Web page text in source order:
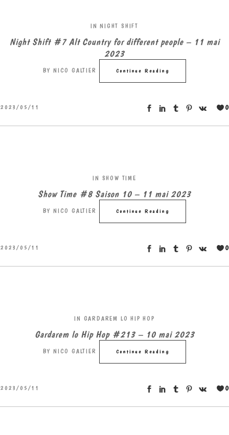
IN NIGHT SHIFT
Night Shift #7 Alt Country for different people – 11 mai
2023
BY NICO GALTIER Continue Reading
2023/05/11 0
IN SHOW TIME
Show Time #8 Saison 10 – 11 mai 2023
BY NICO GALTIER Continue Reading
2023/05/11 0
IN GARDAREM LO HIP HOP
Gardarem lo Hip Hop #213 – 10 mai 2023
BY NICO GALTIER Continue Reading
2023/05/11 0